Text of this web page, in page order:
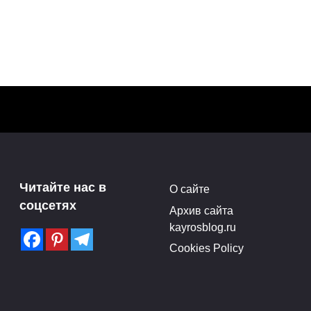
Читайте нас в
соцсетях
О сайте
Архив сайта
kayrosblog.ru
Cookies Policy